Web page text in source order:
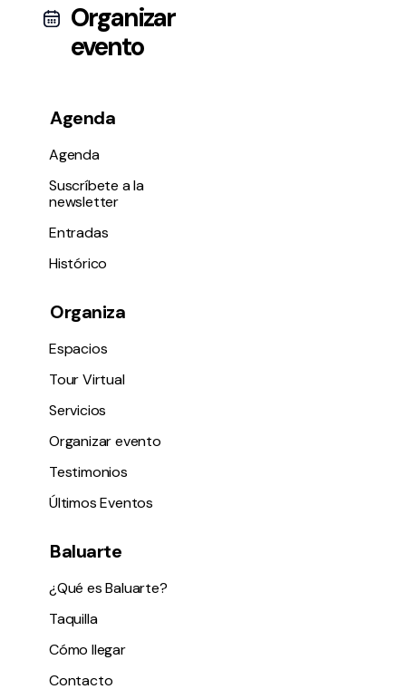
Organizar
evento
Agenda
Agenda
Suscríbete a la
newsletter
Entradas
Histórico
Organiza
Espacios
Tour Virtual
Servicios
Organizar evento
Testimonios
Últimos Eventos
Baluarte
¿Qué es Baluarte?
Taquilla
Cómo llegar
Contacto